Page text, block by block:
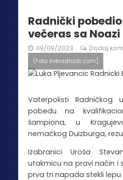
Radnički
večeras sa
09/09/2023 Dodaj
(Foto: kvkradnicki.com)
Vaterpolisti
pobedu na
šampiona, u
nemačkog Duizburga,
Izabranici Uroša
utakmicu na pravi način i
prva tri napada stekli